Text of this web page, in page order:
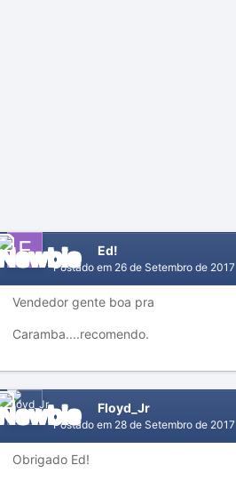
Ed!
Postado em 26 de Setembro de 2017
Vendedor gente boa pra
Caramba....recomendo.
Floyd_Jr
Postado em 28 de Setembro de 2017
Obrigado Ed!